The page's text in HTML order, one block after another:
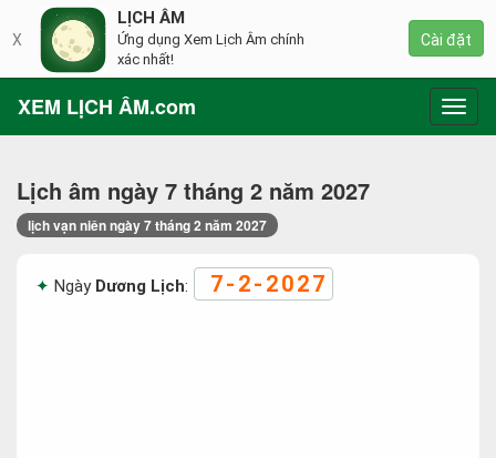
XEM LỊCH ÂM.com
Lịch âm ngày 7 tháng 2 năm 2027
lịch vạn niên ngày 7 tháng 2 năm 2027
Ngày Dương Lịch: 7-2-2027
X
LỊCH ÂM
Ứng dụng Xem Lịch Âm chính
xác nhất!
Cài đặt